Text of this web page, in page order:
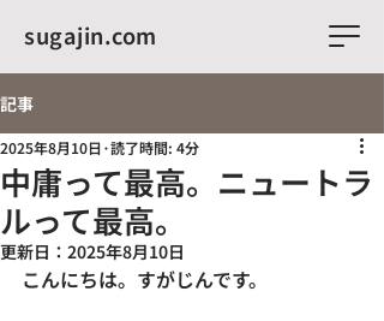
sugajin.com
記事
中庸って最高。ニュートラ
ルって最高。
2025年8月10日 読了時間: 4分
更新日： 2025年8月10日
こんにちは。すがじんです。